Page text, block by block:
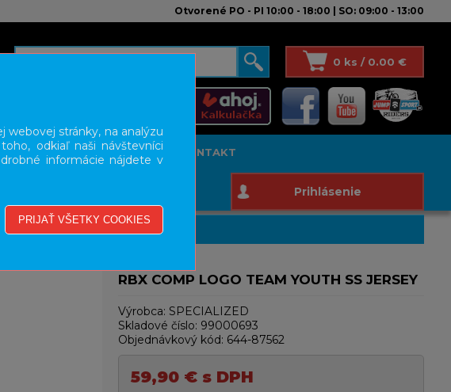
Otvorené PO - PI 10:00 - 18:00 | SO: 09:00 - 13:00
0 ks / 0.00 €
GEOMETRY FIT STUDIO KONTAKT
Prihlásenie
RBX COMP LOGO TEAM YOUTH SS JERSEY
Výrobca: SPECIALIZED
Skladové číslo: 99000693
Objednávkový kód: 644-87562
59,90 €s DPH
webovej stránky, na analýzu
odkiaľ naši návštevníci
informácie nájdete v